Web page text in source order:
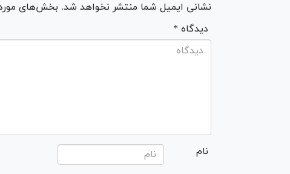
نشانی ایمیل شما منتشر نخواهد شد. بخش‌های
* دیدگاه
نام